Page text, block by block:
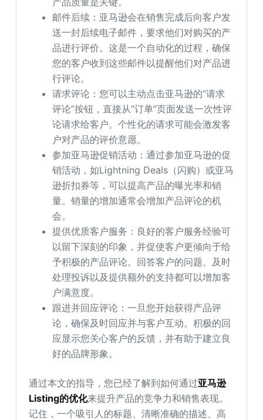
邮件后续：亚马逊会在销售完成后向客户发
送一封后续电子邮件，要求他们对购买的产
品进行评价。这是一个自动化的过程，确保
您的客户收到这些邮件以提醒他们对产品进
行评论。
请求评论：您可以主动点击亚马逊的“请求
评论”按钮，直接从“订单”页面发送一次性评
论请求给客户。个性化的请求可能会激发客
户对产品的评价意愿。
参加亚马逊促销活动：通过参加亚马逊的促
销活动，如Lightning Deals（闪购）或亚马
逊折扣券等，可以提高产品的曝光率和销
量。销量的增加通常会增加产品评论的机
会。
提供优质客户服务：良好的客户服务经验可
以留下深刻的印象，并促使客户更倾向于给
予积极的产品评论。回答客户的问题、及时
处理投诉以及提供额外的支持都可以增加客
户满意度。
跟进并回应评论：一旦您开始获得产品评
论，确保及时回应并与客户互动。积极的回
应显示您关心客户的反馈，并有助于建立良
好的品牌形象。
通过本文的指导，您已经了解到如何通过亚马逊
Listing的优化来提升产品的竞争力和销售表现。
记住，一个吸引人的标题、清晰准确的描述、高